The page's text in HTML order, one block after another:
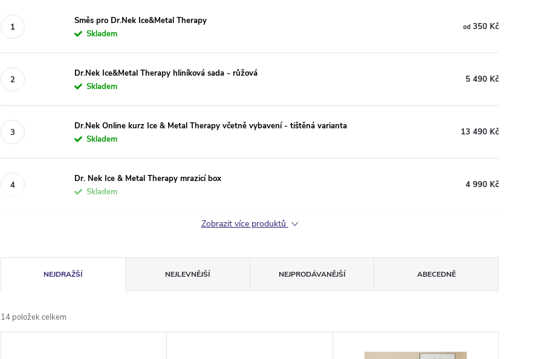
Směs pro Dr.Nek Ice&Metal Therapy
Skladem
od 350 Kč
Dr.Nek Ice&Metal Therapy hliníková sada - růžová
Skladem
5 490 Kč
Dr.Nek Online kurz Ice & Metal Therapy včetně vybavení - tištěná varianta
Skladem
13 490 Kč
Dr. Nek Ice & Metal Therapy mrazicí box
Skladem
4 990 Kč
Zobrazit více produktů
a
z
NEJDRAŽŠÍ NEJLEVNĚJŠÍ NEJPRODÁVANĚJŠÍ ABECEDNĚ
14 položek celkem